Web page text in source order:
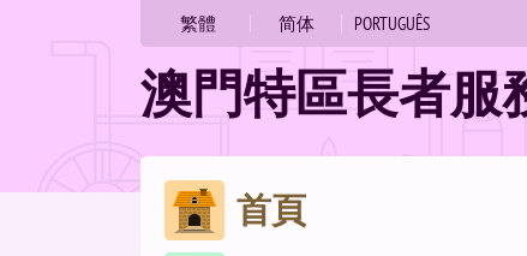
繁體 简体 PORTUGUÊS
澳門特區長者服
跳
首頁